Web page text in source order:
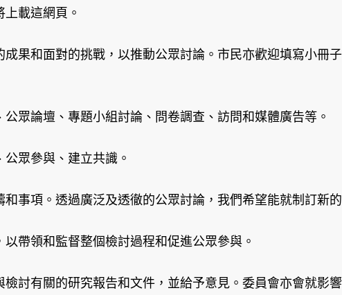
載這網頁。
果和面對的挑戰，以推動公眾討論。市民亦歡迎填寫小冊
眾論壇、專題小組討論、問卷調查、訪問和媒體廣告等。
眾參與、建立共識。
事項。透過廣泛及透徹的公眾討論，我們希望能就制訂新的
帶領和監督整個檢討過程和促進公眾參與。
討有關的研究報告和文件，並給予意見。委員會亦會就影